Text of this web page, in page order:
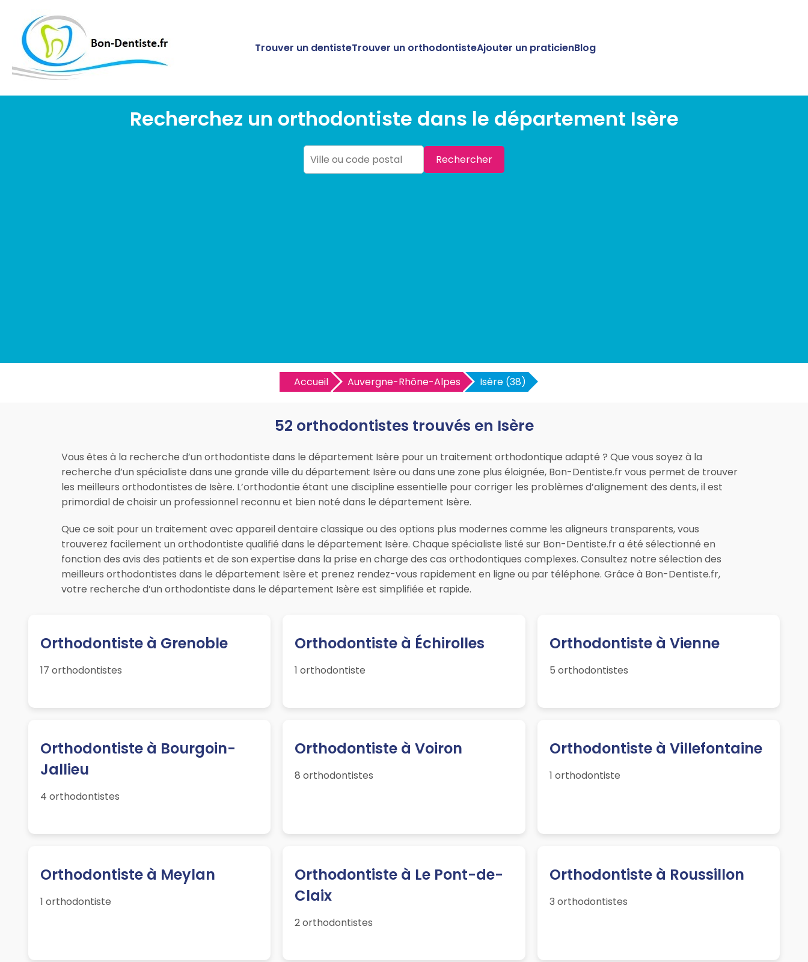
Trouver un dentisteTrouver un orthodontisteAjouter un praticienBlog
Recherchez un orthodontiste dans le département Isère
Rechercher
Accueil Auvergne-Rhône-Alpes Isère (38)
52 orthodontistes trouvés en Isère
Vous êtes à la recherche d’un orthodontiste dans le département Isère pour un traitement orthodontique adapté ? Que vous soyez à la
recherche d’un spécialiste dans une grande ville du département Isère ou dans une zone plus éloignée, Bon-Dentiste.fr vous permet de trouver
les meilleurs orthodontistes de Isère. L’orthodontie étant une discipline essentielle pour corriger les problèmes d’alignement des dents, il est
primordial de choisir un professionnel reconnu et bien noté dans le département Isère.
Que ce soit pour un traitement avec appareil dentaire classique ou des options plus modernes comme les aligneurs transparents, vous
trouverez facilement un orthodontiste qualifié dans le département Isère. Chaque spécialiste listé sur Bon-Dentiste.fr a été sélectionné en
fonction des avis des patients et de son expertise dans la prise en charge des cas orthodontiques complexes. Consultez notre sélection des
meilleurs orthodontistes dans le département Isère et prenez rendez-vous rapidement en ligne ou par téléphone. Grâce à Bon-Dentiste.fr,
votre recherche d’un orthodontiste dans le département Isère est simplifiée et rapide.
Orthodontiste à Grenoble
17 orthodontistes
Orthodontiste à Échirolles
1 orthodontiste
Orthodontiste à Vienne
5 orthodontistes
Orthodontiste à Bourgoin-
Jallieu
4 orthodontistes
Orthodontiste à Voiron
8 orthodontistes
Orthodontiste à Villefontaine
1 orthodontiste
Orthodontiste à Meylan
1 orthodontiste
Orthodontiste à Le Pont-de-
Claix
2 orthodontistes
Orthodontiste à Roussillon
3 orthodontistes